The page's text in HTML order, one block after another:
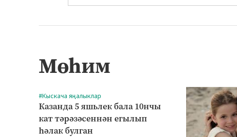
Мөһим
#Кыскача яңалыклар
Казанда 5 яшьлек бала 10нчы
кат тәрәзәсеннән егылып
һәлак булган